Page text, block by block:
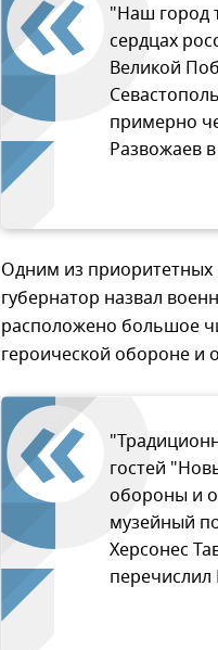
"Наш город
сердцах
Великой
примерно
Развожаев
Одним из приоритетных
губернатор назвал
расположено большое
героической обороне и
гостей
обороны и
музейный
Херсонес
перечислил